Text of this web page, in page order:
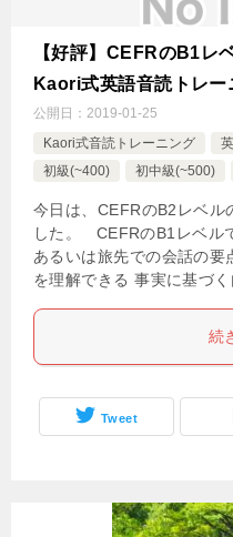
【好評】CEFRのB1レ
Kaori式英語音読トレー
公開日： 2019-01-25
Kaori式音読トレーニング
初級(~400)
初中級(~500)
今日は、CEFRのB2レベル
した。 CEFRのB1レベル
あるいは旅先での会話の
を理解できる 事実に基づ
続
Tweet